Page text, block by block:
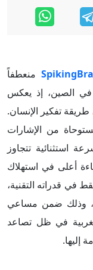
منعطفاً
في الصين، إذ يعكس
تفكير الإنسان.
من الإشارات
استثنائية تتجاوز
أعلى في استهلاك
في قدراته التقنية،
وذلك ضمن مساعي
في ظل تصاعد
إليها.